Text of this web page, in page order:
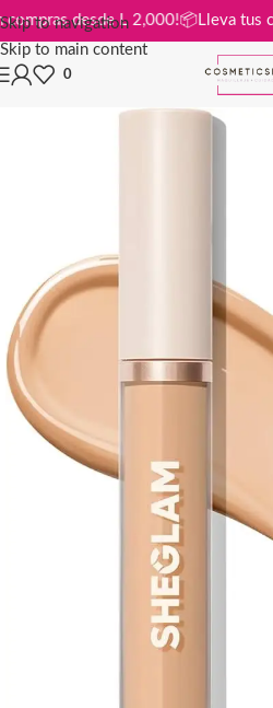
Skip to navigation
Skip to main content
en compras desde L 2,000!📦Lleva
0